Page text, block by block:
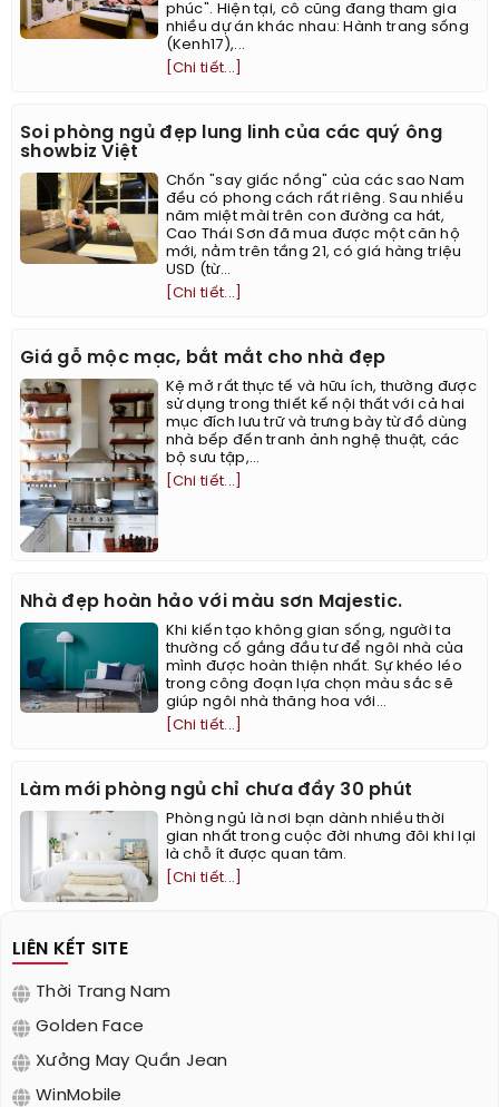
phúc". Hiện tại, cô cũng đang tham gia
nhiều dự án khác nhau: Hành trang sống
(Kenh17),...
[Chi tiết...]
Soi phòng ngủ đẹp lung linh của các quý ông
showbiz Việt
Chốn "say giấc nồng" của các sao Nam
đều có phong cách rất riêng. Sau nhiều
năm miệt mài trên con đường ca hát,
Cao Thái Sơn đã mua được một căn hộ
mới, nằm trên tầng 21, có giá hàng triệu
USD (từ...
[Chi tiết...]
Giá gỗ mộc mạc, bắt mắt cho nhà đẹp
Kệ mở rất thực tế và hữu ích, thường được
sử dụng trong thiết kế nội thất với cả hai
mục đích lưu trữ và trưng bày từ đồ dùng
nhà bếp đến tranh ảnh nghệ thuật, các
bộ sưu tập,...
[Chi tiết...]
Nhà đẹp hoàn hảo với màu sơn Majestic.
Khi kiến tạo không gian sống, người ta
thường cố gắng đầu tư để ngôi nhà của
mình được hoàn thiện nhất. Sự khéo léo
trong công đoạn lựa chọn màu sắc sẽ
giúp ngôi nhà thăng hoa với...
[Chi tiết...]
Làm mới phòng ngủ chỉ chưa đầy 30 phút
Phòng ngủ là nơi bạn dành nhiều thời
gian nhất trong cuộc đời nhưng đôi khi lại
là chỗ ít được quan tâm.
[Chi tiết...]
LIÊN KẾT SITE
Thời Trang Nam
Golden Face
Xưởng May Quần Jean
WinMobile